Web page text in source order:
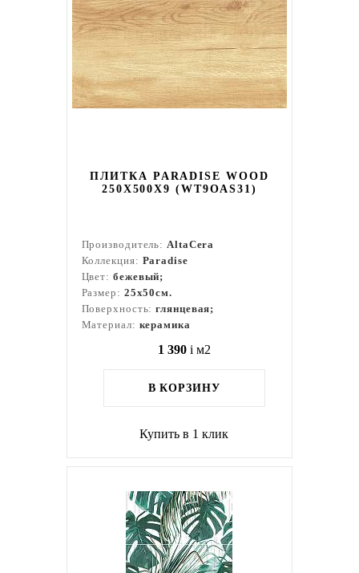
ПЛИТКА PARADISE WOOD
250X500X9 (WT9OAS31)
Производитель:AltaCera
Коллекция: Paradise
Цвет: бежевый;
Размер: 25x50см.
Поверхность:глянцевая;
Материал: керамика
1 390 i м2
В КОРЗИНУ
Купить в 1 клик